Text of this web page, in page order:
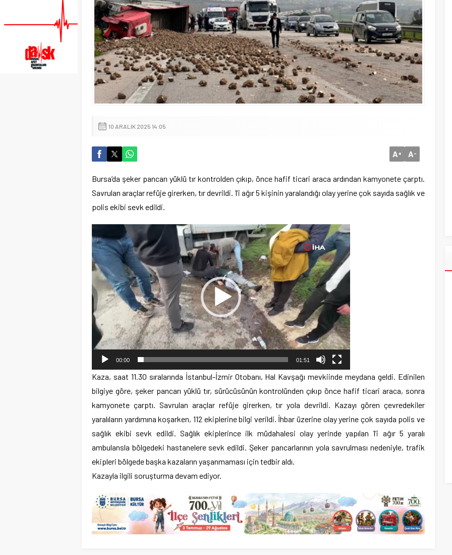
10 ARALIK 2025 14:05
A+ A-
Bursa’da şeker pancarı yüklü tır kontrolden çıkıp, önce hafif ticari araca ardından kamyonete çarptı.
Savrulan araçlar refüje girerken, tır devrildi. 1’i ağır 5 kişinin yaralandığı olay yerine çok sayıda sağlık ve
polis ekibi sevk edildi.
oynatıcı
00:00 01:51
Kaza, saat 11.30 sıralarında İstanbul-İzmir Otobanı, Hal Kavşağı mevkiinde meydana geldi. Edinilen
bilgiye göre, şeker pancarı yüklü tır, sürücüsünün kontrolünden çıkıp önce hafif ticari araca, sonra
kamyonete çarptı. Savrulan araçlar refüje girerken, tır yola devrildi. Kazayı gören çevredekiler
yaralıların yardımına koşarken, 112 ekiplerine bilgi verildi. İhbar üzerine olay yerine çok sayıda polis ve
sağlık ekibi sevk edildi. Sağlık ekiplerince ilk müdahalesi olay yerinde yapılan 1’i ağır 5 yaralı
ambulansla bölgedeki hastanelere sevk edildi. Şeker pancarlarının yola savrulması nedeniyle, trafik
ekipleri bölgede başka kazaların yaşanmaması için tedbir aldı.
Kazayla ilgili soruşturma devam ediyor.